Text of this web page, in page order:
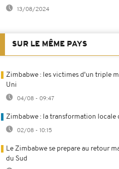
13/08/2024
SUR LE MÊME PAYS
Zimbabwe : les victimes d'un triple
Uni
04/08 - 09:47
Zimbabwe : la transformation locale
02/08 - 10:15
Le Zimbabwe se prepare au retour
du Sud